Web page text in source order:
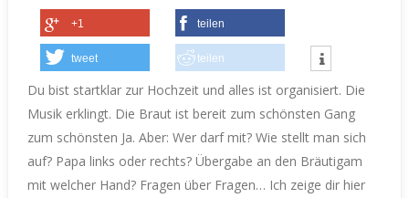
+1 teilen
tweet teilen
Du bist startklar zur Hochzeit und alles ist organisiert. Die
Musik erklingt. Die Braut ist bereit zum schönsten Gang
zum schönsten Ja. Aber: Wer darf mit? Wie stellt man sich
auf? Papa links oder rechts? Übergabe an den Bräutigam
mit welcher Hand? Fragen über Fragen… Ich zeige dir hier